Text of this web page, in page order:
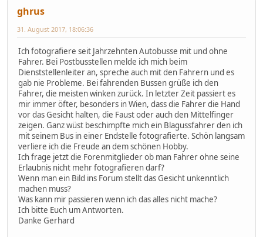
ghrus
31. August 2017, 18:06:36
Ich fotografiere seit Jahrzehnten Autobusse mit und ohne
Fahrer. Bei Postbusstellen melde ich mich beim
Dienststellenleiter an, spreche auch mit den Fahrern und es
gab nie Probleme. Bei fahrenden Bussen grüße ich den
Fahrer, die meisten winken zurück. In letzter Zeit passiert es
mir immer öfter, besonders in Wien, dass die Fahrer die Hand
vor das Gesicht halten, die Faust oder auch den Mittelfinger
zeigen. Ganz wüst beschimpfte mich ein Blagussfahrer den ich
mit seinem Bus in einer Endstelle fotografierte. Schön langsam
verliere ich die Freude an dem schönen Hobby.
Ich frage jetzt die Forenmitglieder ob man Fahrer ohne seine
Erlaubnis nicht mehr fotografieren darf?
Wenn man ein Bild ins Forum stellt das Gesicht unkenntlich
machen muss?
Was kann mir passieren wenn ich das alles nicht mache?
Ich bitte Euch um Antworten.
Danke Gerhard